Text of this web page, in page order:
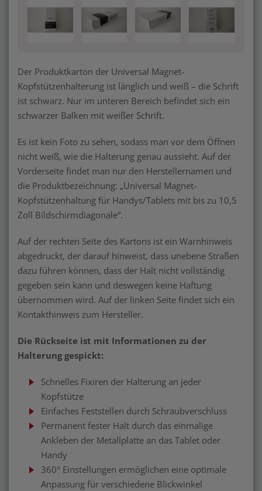
Der Produktkarton der Universal Magnet-
Kopfstützenhalterung ist länglich und weiß – die Schrift
ist schwarz. Nur im unteren Bereich befindet sich ein
schwarzer Balken mit weißer Schrift.
Es ist kein Foto zu sehen, sodass man vor dem Öffnen
nicht weiß, wie die Halterung genau aussieht. Auf der
Vorderseite findet man nur den Herstellernamen und
die Produktbezeichnung: „Universal Magnet-
Kopfstützenhaltung für Handys/Tablets mit bis zu 10,5
Zoll Bildschirmdiagonale“.
Auf der rechten Seite des Kartons ist ein Warnhinweis
abgedruckt, der darauf hinweist, dass unebene Straßen
dazu führen können, dass der Halt nicht vollständig
gegeben sein kann und deswegen keine Haftung
übernommen wird. Auf der linken Seite findet sich ein
Kontakthinweis zum Hersteller.
Die Rückseite ist mit Informationen zu der
Halterung gespickt:
Schnelles Fixiren der Halterung an jeder
Kopfstütze
Einfaches Feststellen durch Schraubverschluss
Permanent fester Halt durch das einmalige
Ankleben der Metallplatte an das Tablet oder
Handy
360° Einstellungen ermöglichen eine optimale
Anpassung für verschiedene Blickwinkel